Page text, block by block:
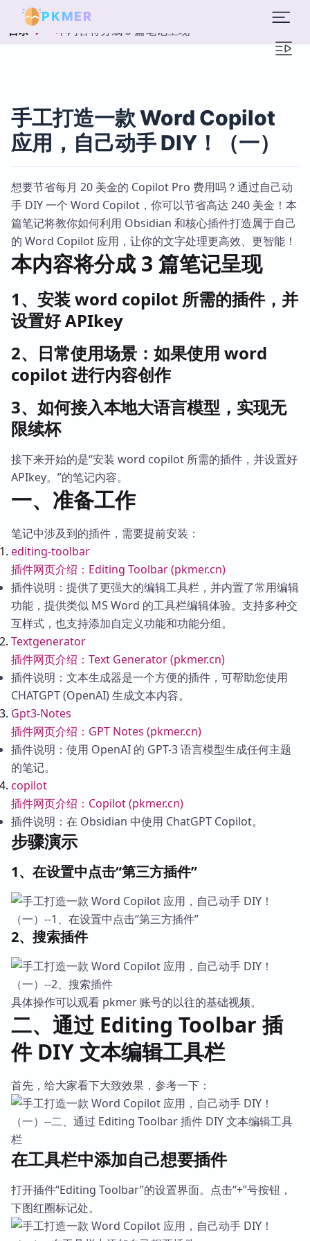
PKMER
目录 本内容将分成 3 篇笔记呈现
手工打造一款 Word Copilot
应用，自己动手 DIY！（一）
想要节省每月 20 美金的 Copilot Pro 费用吗？通过自己动
手 DIY 一个 Word Copilot，你可以节省高达 240 美金！本
篇笔记将教你如何利用 Obsidian 和核心插件打造属于自己
的 Word Copilot 应用，让你的文字处理更高效、更智能！
本内容将分成 3 篇笔记呈现
1、安装 word copilot 所需的插件，并
设置好 APIkey
2、日常使用场景：如果使用 word
copilot 进行内容创作
3、如何接入本地大语言模型，实现无
限续杯
接下来开始的是“安装 word copilot 所需的插件，并设置好
APIkey。”的笔记内容。
一、准备工作
笔记中涉及到的插件，需要提前安装：
editing-toolbar
插件网页介绍：Editing Toolbar (pkmer.cn)
插件说明：提供了更强大的编辑工具栏，并内置了常用编辑
功能，提供类似 MS Word 的工具栏编辑体验。支持多种交
互样式，也支持添加自定义功能和功能分组。
Textgenerator
插件网页介绍：Text Generator (pkmer.cn)
插件说明：文本生成器是一个方便的插件，可帮助您使用
CHATGPT (OpenAI) 生成文本内容。
Gpt3-Notes
插件网页介绍：GPT Notes (pkmer.cn)
插件说明：使用 OpenAI 的 GPT-3 语言模型生成任何主题
的笔记。
copilot
插件网页介绍：Copilot (pkmer.cn)
插件说明：在 Obsidian 中使用 ChatGPT Copilot。
步骤演示
1、在设置中点击“第三方插件”
2、搜索插件
具体操作可以观看 pkmer 账号的以往的基础视频。
二、通过 Editing Toolbar 插
件 DIY 文本编辑工具栏
首先，给大家看下大致效果，参考一下：
在工具栏中添加自己想要插件
打开插件“Editing Toolbar”的设置界面。点击“+”号按钮，
下图红圈标记处。